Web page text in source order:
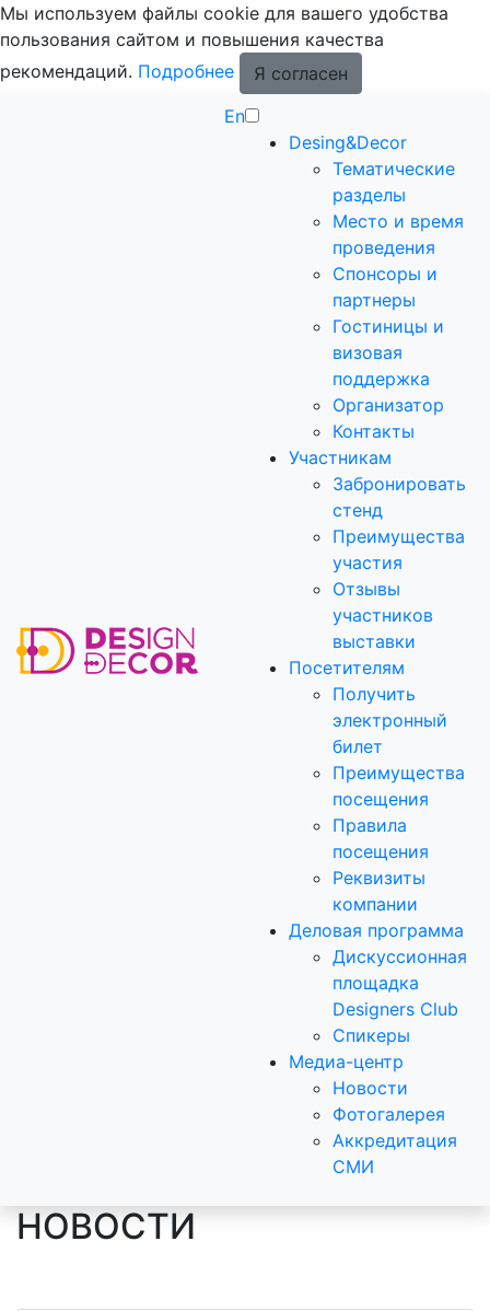
Мы используем файлы cookie для вашего удобства
пользования сайтом и повышения качества
рекомендаций. Подробнее
Я согласен
En
Desing&Decor
Тематические
разделы
Место и время
проведения
Спонсоры и
партнеры
Гостиницы и
визовая
поддержка
Организатор
Контакты
Участникам
Забронировать
стенд
Преимущества
участия
Отзывы
участников
выставки
Посетителям
Получить
электронный
билет
Преимущества
посещения
Правила
посещения
Реквизиты
компании
Деловая программа
Дискуссионная
площадка
Designers Club
Спикеры
Медиа-центр
Новости
Фотогалерея
Аккредитация
СМИ
НОВОСТИ